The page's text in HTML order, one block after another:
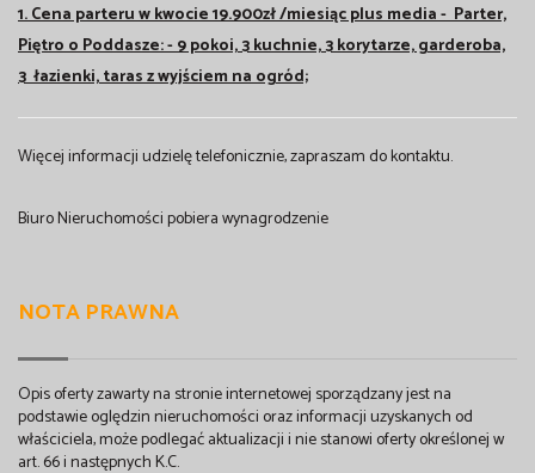
1. Cena parteru w kwocie 19.900zł /miesiąc plus media -Parter,
Piętro o Poddasze: - 9 pokoi, 3 kuchnie, 3 korytarze, garderoba,
3 łazienki, taras z wyjściem na ogród;
Więcej informacji udzielę telefonicznie, zapraszam do kontaktu.
Biuro Nieruchomości pobiera wynagrodzenie
NOTA PRAWNA
Opis oferty zawarty na stronie internetowej sporządzany jest na
podstawie oględzin nieruchomości oraz informacji uzyskanych od
właściciela, może podlegać aktualizacji i nie stanowi oferty określonej w
art. 66 i następnych K.C.